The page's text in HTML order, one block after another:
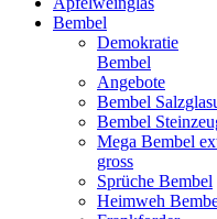
Bembel
Demokratie
Bembel
Angebote
Bembel
Bembel
Mega Bembel
gross
Sprüche Bembel
Heimweh